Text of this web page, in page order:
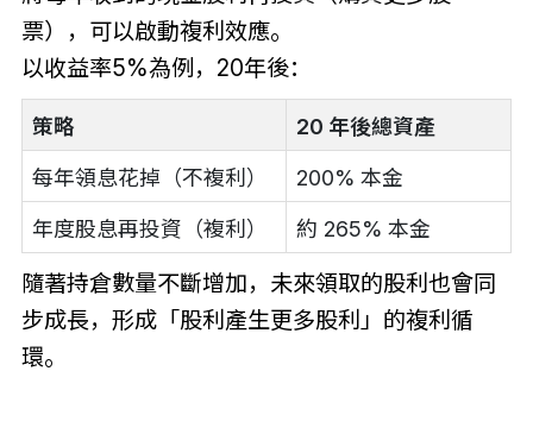
票），可以啟動複利效應。
以收益率5%為例，20年後：
策略 20 年後總資產
每年領息花掉（不複利） 200% 本金
年度股息再投資（複利） 約 265% 本金
隨著持倉數量不斷增加，未來領取的股利也會同
步成長，形成「股利產生更多股利」的複利循
環。